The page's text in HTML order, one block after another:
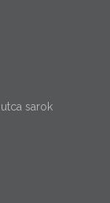
sarok